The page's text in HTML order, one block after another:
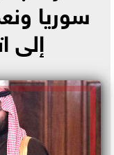
سوريا
إلى